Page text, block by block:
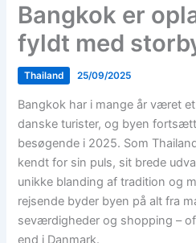
Bangkok er
fyldt med
Thailand 25/09/2025
Bangkok har i mange år været
danske turister, og byen
besøgende i 2025. Som
kendt for sin puls, sit brede
unikke blanding af tradition og
rejsende byder byen på alt fra
seværdigheder og shopping –
end i Danmark.